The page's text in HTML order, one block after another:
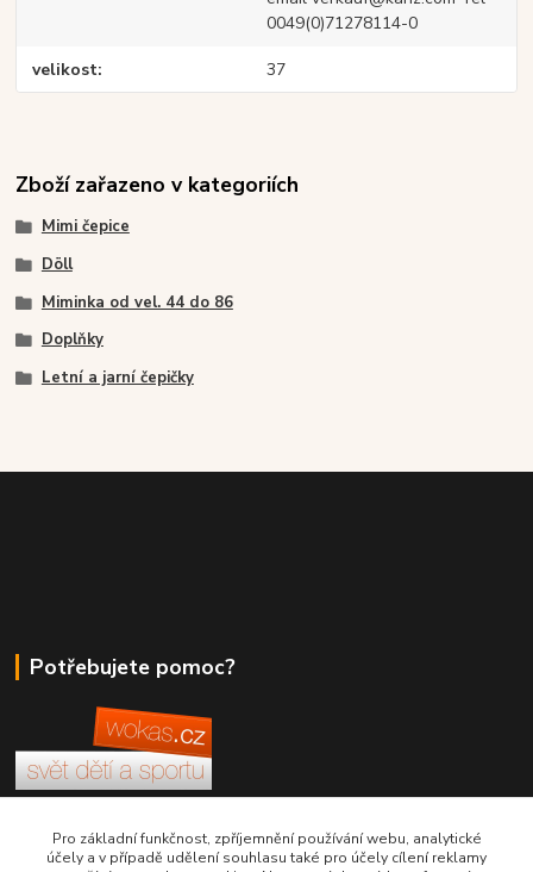
0049(0)71278114-0
velikost 37
Zboží zařazeno v kategoriích
Mimi čepice
Döll
Miminka od vel. 44 do 86
Doplňky
Letní a jarní čepičky
Potřebujete pomoc?
+420 380 830 198
Pro základní funkčnost, zpříjemnění používání webu, analytické
účely a v případě udělení souhlasu také pro účely cílení reklamy